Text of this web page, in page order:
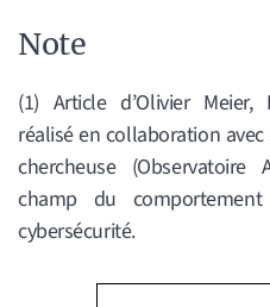
Note
(1) Article d’Olivier Meier,
réalisé en collaboration
chercheuse (Observatoire
champ du
cybersécurité.